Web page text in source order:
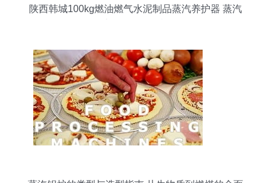
陕西韩城100kg燃油燃气水泥制品蒸汽养护器 蒸汽